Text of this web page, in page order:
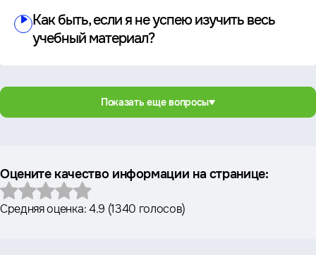
Как быть, если я не успею изучить весь
учебный материал?
Показать еще вопросы
Оцените качество информации на странице:
Средняя оценка:4.9 (1340 голосов)